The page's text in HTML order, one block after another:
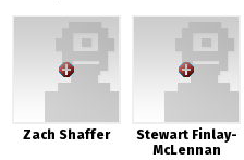
Zach Shaffer
Stewart Finlay-
McLennan